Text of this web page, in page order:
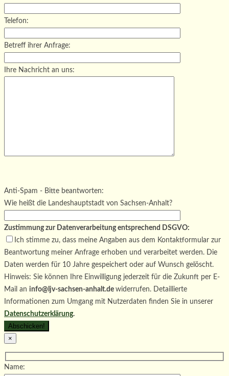
Telefon:
Betreff ihrer Anfrage:
Ihre Nachricht an uns:
Bitte lasse dieses Feld leer.
Anti-Spam - Bitte beantworten:
Wie heißt die Landeshauptstadt von Sachsen-Anhalt?
Zustimmung zur Datenverarbeitung entsprechend DSGVO:
Ich stimme zu, dass meine Angaben aus dem Kontaktformular zur
Beantwortung meiner Anfrage erhoben und verarbeitet werden. Die
Daten werden für 10 Jahre gespeichert oder auf Wunsch gelöscht.
Hinweis: Sie können Ihre Einwilligung jederzeit für die Zukunft per E-
Mail an info@ljv-sachsen-anhalt.de widerrufen. Detaillierte
Informationen zum Umgang mit Nutzerdaten finden Sie in unserer
Datenschutzerklärung.
×
Name: